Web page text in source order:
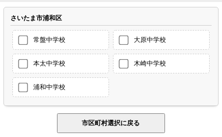
さいたま市浦和区
常盤中学校 大原中学校
本太中学校 木崎中学校
浦和中学校